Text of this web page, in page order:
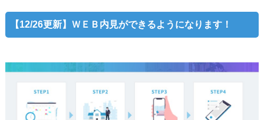
【12/26更新】ＷＥＢ内見ができるようになります！